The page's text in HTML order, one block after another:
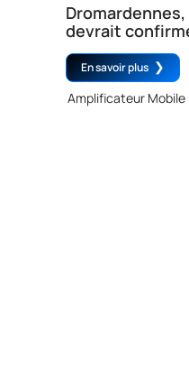
devrait
En savoir plus
Amplificateur Mobile